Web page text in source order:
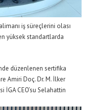
iş süreçlerini olası
yüksek standartlarda
düzenlenen sertifika
Amiri Doç. Dr. M. İlker
CEO’su Selahattin